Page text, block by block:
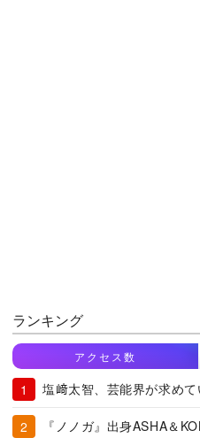
ランキング
アクセス数
塩﨑太智、芸能界が求めて
『ノノガ』出身ASHA＆